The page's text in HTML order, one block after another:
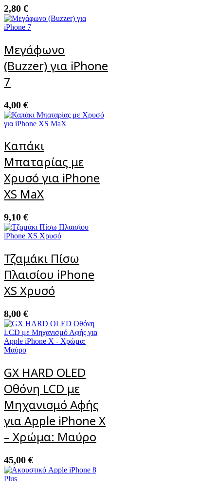
2,80 €
Μεγάφωνο
(Buzzer) για iPhone
7
4,00 €
Καπάκι
Μπαταρίας με
Χρυσό για iPhone
XS MaX
9,10 €
Τζαμάκι Πίσω
Πλαισίου iPhone
XS Χρυσό
8,00 €
GX HARD OLED
Οθόνη LCD με
Μηχανισμό Αφής
για Apple iPhone X
– Χρώμα: Μαύρο
45,00 €